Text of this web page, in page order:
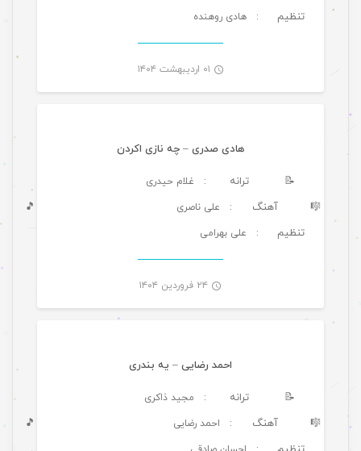
تنظیم
: هادی روهنده
۰۱ اردیبهشت ۱۴۰۴
هادی صدری – چه نازی اکردن
📝 ترانه : غلام حیدری
🎼 آهنگ : علی ناصری
🎵
تنظیم
: علی بهرامی
۲۴ فروردین ۱۴۰۴
احمد رضایی – یه بندری
📝 ترانه : مجید ذاکری
🎼 آهنگ : احمد رضایی
🎵